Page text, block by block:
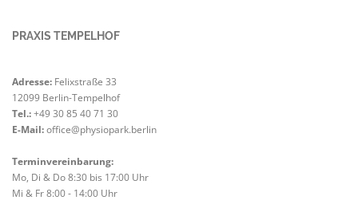
PRAXIS TEMPELHOF
Adresse: Felixstraße 33
12099 Berlin-Tempelhof
Tel.:+49 30 85 40 71 30
E-Mail:office@physiopark.berlin
Terminvereinbarung:
Mo, Di & Do 8:30 bis 17:00 Uhr
Mi & Fr 8:00 - 14:00 Uhr